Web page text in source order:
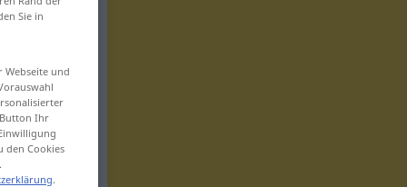
Sie in
und
Ihr
den Cookies
.